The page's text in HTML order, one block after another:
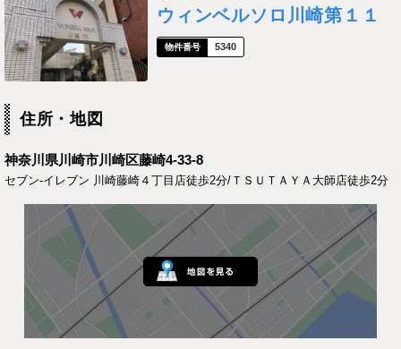
ウィンベルソロ川崎第１１
5340
住所・地図
神奈川県川崎市川崎区藤崎4-33-8
セブン-イレブン 川崎藤崎４丁目店徒歩2分/ＴＳＵＴＡＹＡ大師店徒歩2分